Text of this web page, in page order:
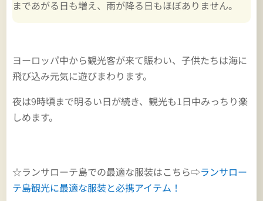
まであがる日も増え、雨が降る日もほぼありません。
ヨーロッパ中から観光客が来て賑わい、子供たちは海に
飛び込み元気に遊びまわります。
夜は9時頃まで明るい日が続き、観光も1日中みっちり楽
しめます。
☆ランサローテ島での最適な服装はこちら⇨ランサロー
テ島観光に最適な服装と必携アイテム！